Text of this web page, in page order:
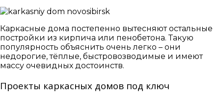
Каркасные дома постепенно вытесняют остальные
постройки из кирпича или пенобетона. Такую
популярность объяснить очень легко – они
недорогие, тёплые, быстровозводимые и имеют
массу очевидных достоинств.
Проекты каркасных домов под ключ